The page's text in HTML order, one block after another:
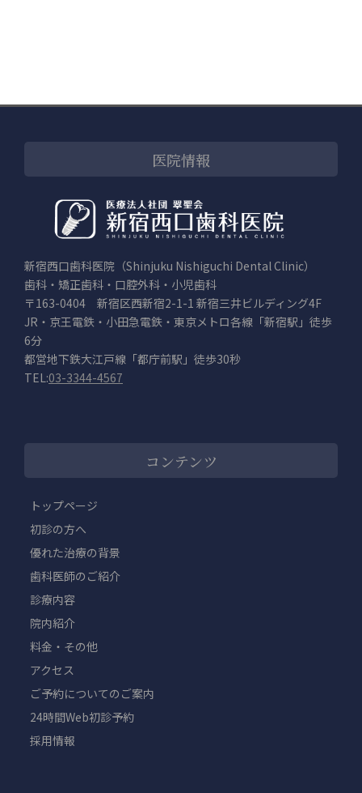
医院情報
新宿西口歯科医院（Shinjuku Nishiguchi Dental Clinic）
歯科・矯正歯科・口腔外科・小児歯科
〒163-0404 新宿区西新宿2-1-1 新宿三井ビルディング4F
JR・京王電鉄・小田急電鉄・東京メトロ各線「新宿駅」徒歩
6分
都営地下鉄大江戸線「都庁前駅」徒歩30秒
TEL:03-3344-4567
コンテンツ
トップページ
初診の方へ
優れた治療の背景
歯科医師のご紹介
診療内容
院内紹介
料金・その他
アクセス
ご予約についてのご案内
24時間Web初診予約
採用情報